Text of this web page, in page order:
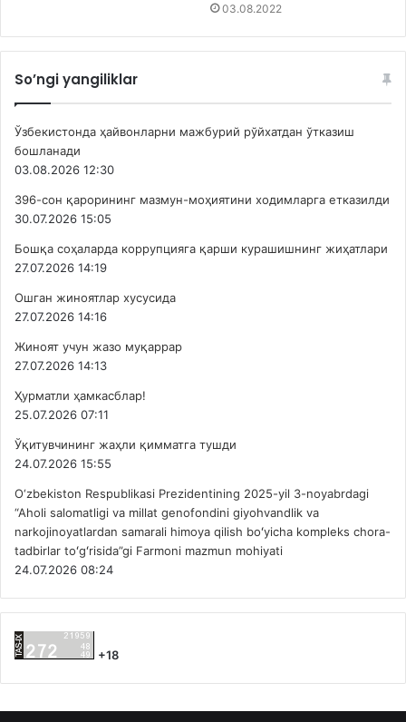
03.08.2022
So’ngi yangiliklar
Ўзбекистонда ҳайвонларни мажбурий рўйхатдан ўтказиш
бошланади
03.08.2026 12:30
396-сон қарорининг мазмун-моҳиятини ходимларга етказилди
30.07.2026 15:05
Бошқа соҳаларда коррупцияга қарши курашишнинг жиҳатлари
27.07.2026 14:19
Ошган жиноятлар хусусида
27.07.2026 14:16
Жиноят учун жазо муқаррар
27.07.2026 14:13
Ҳурматли ҳамкасблар!
25.07.2026 07:11
Ўқитувчининг жаҳли қимматга тушди
24.07.2026 15:55
O‘zbekiston Respublikasi Prezidentining 2025-yil 3-noyabrdagi
“Aholi salomatligi va millat genofondini giyohvandlik va
narkojinoyatlardan samarali himoya qilish boʻyicha kompleks chora-
tadbirlar toʻgʻrisida”gi Farmoni mazmun mohiyati
24.07.2026 08:24
+18